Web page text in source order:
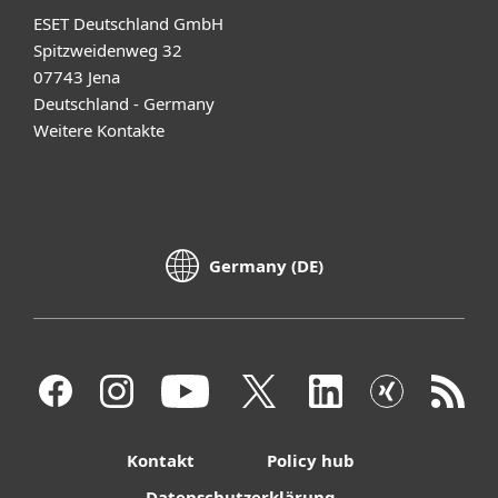
ESET Deutschland GmbH
Spitzweidenweg 32
07743 Jena
Deutschland - Germany
Weitere Kontakte
Germany (DE)
Kontakt
Policy hub